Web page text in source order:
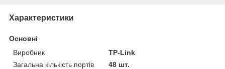
Характеристики
Основні
Виробник
TP-Link
Загальна кількість портів
48 шт.